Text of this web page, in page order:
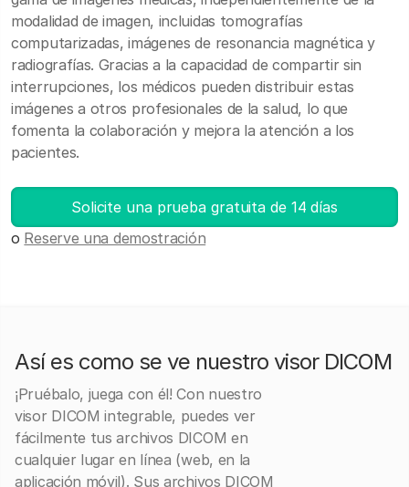
modalidad de imagen, incluidas tomografías
computarizadas, imágenes de resonancia magnética y
radiografías. Gracias a la capacidad de compartir sin
interrupciones, los médicos pueden distribuir estas
imágenes a otros profesionales de la salud, lo que
fomenta la colaboración y mejora la atención a los
pacientes.
Solicite una prueba gratuita de 14 días
o Reserve una demostración
Así es como se ve nuestro visor DICOM
¡Pruébalo, juega con él! Con nuestro
visor DICOM integrable, puedes ver
fácilmente tus archivos DICOM en
cualquier lugar en línea (web, en la
aplicación móvil). Sus archivos DICOM